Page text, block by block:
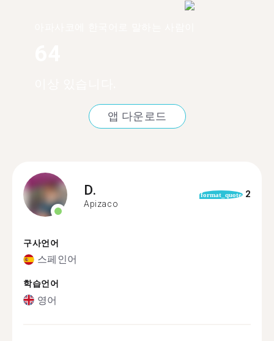
앱 다운로드
D.
Apizaco
format_quote 2
구사언어
스페인어
학습언어
영어